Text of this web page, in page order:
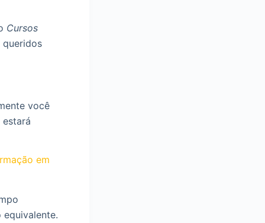
Cursos
queridos
você
em